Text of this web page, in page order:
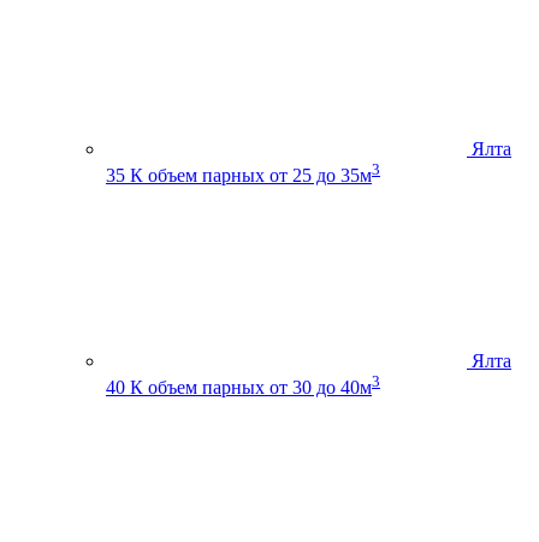
Ялта
35 К объем парных от 25 до 35м3
Ялта
40 К объем парных от 30 до 40м3